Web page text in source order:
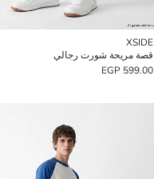
XSIDE
قصة مريحة شورت رجالي
599.00 EGP